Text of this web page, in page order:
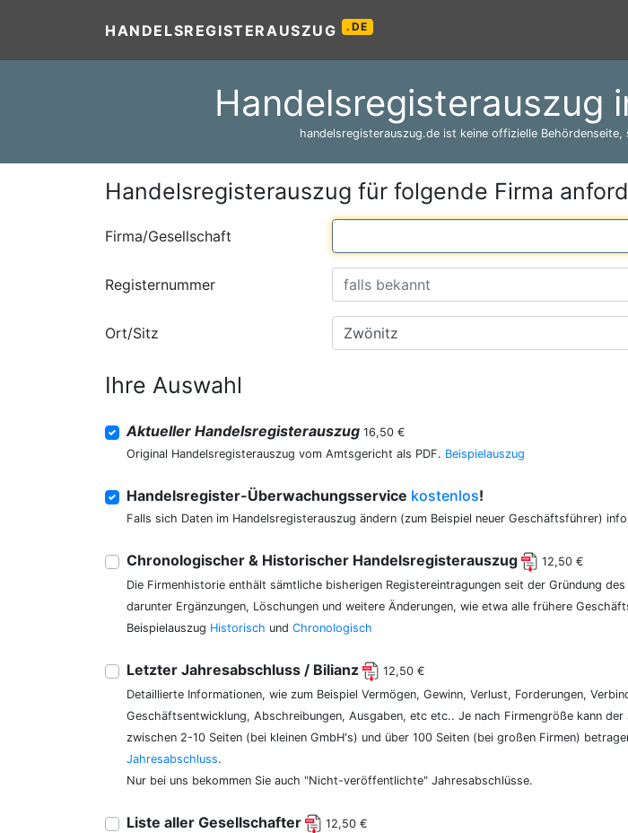
HANDELSREGISTERAUSZUG .DE
Handelsregisterauszug
handelsregisterauszug.de ist keine offizielle
Handelsregisterauszug für folgende Firma
Firma/Gesellschaft
Registernummer
Ort/Sitz
Ihre Auswahl
Aktueller Handelsregisterauszug 16,50 €
Original Handelsregisterauszug vom Amtsgericht als PDF. Beispielauszug
Handelsregister-Überwachungsservice kostenlos!
Falls sich Daten im Handelsregisterauszug ändern (zum Beispiel neuer Geschäftsführer)
Chronologischer & Historischer Handelsregisterauszug
12,50 €
Die Firmenhistorie enthält sämtliche bisherigen Registereintragungen seit der Gründung des
darunter Ergänzungen, Löschungen und weitere Änderungen, wie etwa alle frühere
Beispielauszug Historisch und Chronologisch
Letzter Jahresabschluss / Bilianz
12,50 €
Detaillierte Informationen, wie zum Beispiel Vermögen, Gewinn, Verlust, Forderungen,
Geschäftsentwicklung, Abschreibungen, Ausgaben, etc etc.. Je nach Firmengröße kann der
zwischen 2-10 Seiten (bei kleinen GmbH's) und über 100 Seiten (bei großen Firmen)
Jahresabschluss.
Nur bei uns bekommen Sie auch "Nicht-veröffentlichte" Jahresabschlüsse.
Liste aller Gesellschafter
12,50 €